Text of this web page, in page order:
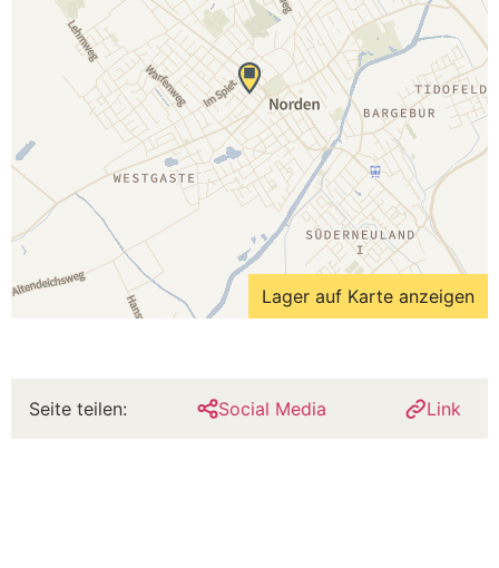
Lager auf Karte anzeigen
Seite teilen: Social Media Link